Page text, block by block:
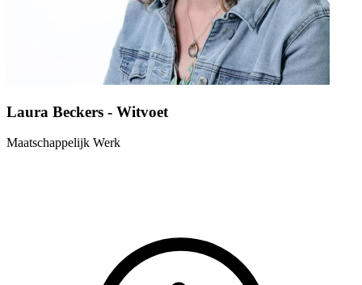
Laura Beckers - Witvoet
Maatschappelijk Werk